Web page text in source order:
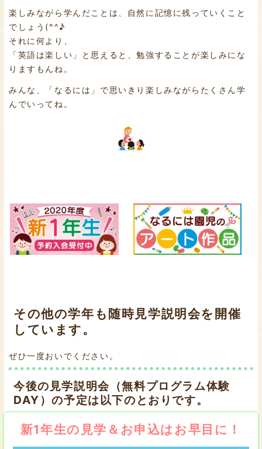
楽しみながら学んだことは、自然に記憶に残っていくこと
でしょう(^^♪
それに何より、
「英語は楽しい」と思えると、勉強することが楽しみにな
りますもんね。
みんな、「なるには」で思いきり楽しみながらたくさん学
んでいってね。
その他の学年も随時見学説明会を開催
しています。
ぜひ一度おいでください。
今後の見学説明会（無料プログラム体験
DAY）の予定は以下のとおりです。
新1年生の見学＆お申込はお早目に！